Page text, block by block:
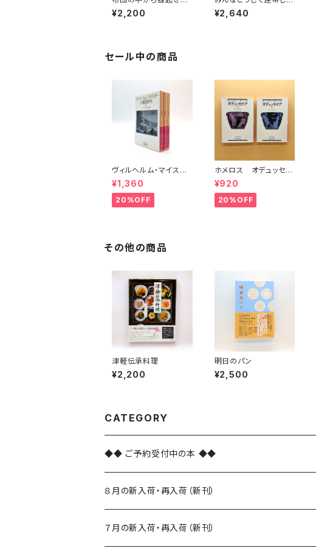
よ アナーカ・フェミニ
ズムのための断章
¥2,200
きた 失敗のなかで社
会は変わっていく
¥2,640
セール中の商品
ヴィルヘルム・マイスタ
ーの遍歴時代 (上)(中)
(下)（岩波文庫）
¥1,360
20%OFF
ホメロス オデュッセイ
ア(上)(下) （岩波文庫）
¥920
20%OFF
その他の商品
津軽伝承料理
¥2,200
明日のパン
¥2,500
CATEGORY
◆◆ ご予約受付中の本 ◆◆
８月の新入荷・再入荷（新刊）
新入荷
７月の新入荷・再入荷（新刊）